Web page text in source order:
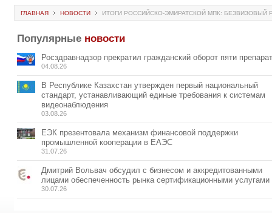
ГЛАВНАЯ НОВОСТИ ИТОГИ РОССИЙСКО-ЭМИРАТСКОЙ МПК: БЕЗВИЗОВЫЙ
Популярные новости
Росздравнадзор прекратил гражданский оборот пяти
04.08.26
В Республике Казахстан утвержден первый национальный
стандарт, устанавливающий единые требования к системам
видеонаблюдения
03.08.26
ЕЭК презентовала механизм финансовой поддержки
промышленной кооперации в ЕАЭС
31.07.26
Дмитрий Вольвач обсудил с бизнесом и аккредитованными
лицами обеспеченность рынка сертификационными услугами
30.07.26